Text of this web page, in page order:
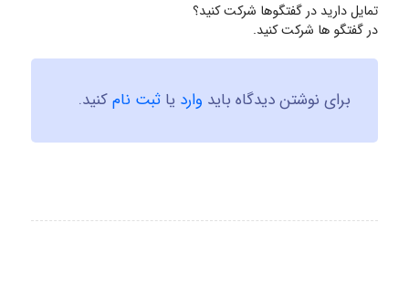
تمایل دارید در گفتگوها شرکت کنید؟
در گفتگو ها شرکت کنید.
برای نوشتن دیدگاه باید وارد یا ثبت نامکنید.